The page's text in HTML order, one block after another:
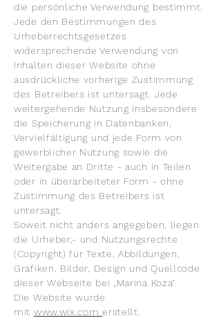
die persönliche Verwendung bestimmt.
Jede den Bestimmungen des
Urheberrechtsgesetzes
widersprechende Verwendung von
Inhalten dieser Website ohne
ausdrückliche vorherige Zustimmung
des Betreibers ist untersagt. Jede
weitergehende Nutzung insbesondere
die Speicherung in Datenbanken,
Vervielfältigung und jede Form von
gewerblicher Nutzung sowie die
Weitergabe an Dritte - auch in Teilen
oder in überarbeiteter Form - ohne
Zustimmung des Betreibers ist
untersagt.
Soweit nicht anders angegeben, liegen
die Urheber,- und Nutzungsrechte
(Copyright) für Texte, Abbildungen,
Grafiken, Bilder, Design und Quellcode
dieser Webseite bei „Marina Koza“.
Die Website wurde
mit www.wix.comerstellt.